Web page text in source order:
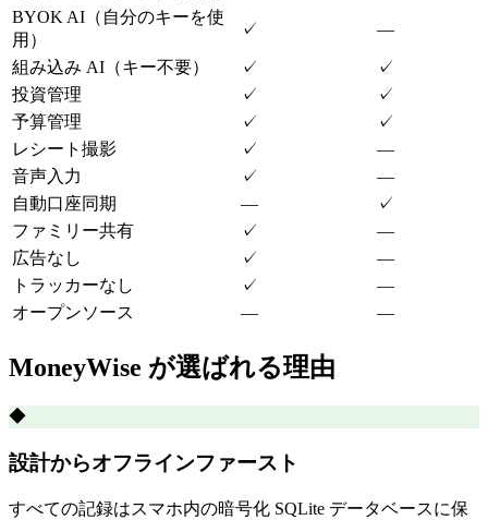
BYOK AI（自分のキーを使
用）
✓ —
組み込み AI（キー不要） ✓
✓
投資管理
✓
✓
予算管理
✓
✓
レシート撮影
✓
—
音声入力
✓
—
自動口座同期
—
✓
ファミリー共有
✓
—
広告なし
✓
—
トラッカーなし
✓
—
オープンソース
— —
MoneyWise が選ばれる理由
◆
設計からオフラインファースト
すべての記録はスマホ内の暗号化 SQLite データベースに保